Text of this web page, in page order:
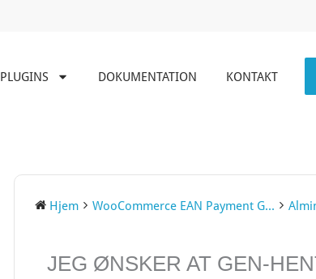
PLUGINS DOKUMENTATION KONTAKT
Hjem WooCommerce EAN Payment G...
JEG ØNSKER AT GEN-
NAVIGATION